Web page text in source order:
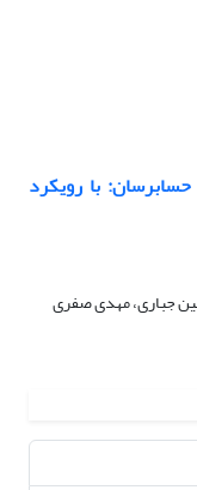
حسابرسان: با رویکرد
جباری، مهدی صفری